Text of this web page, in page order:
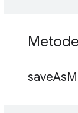
Metode
saveAs